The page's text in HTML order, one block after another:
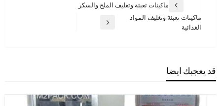
المقالات
المقالة
السابقة
‏ماكينات تعبئة وتغليف الملح والسكر
المقالة
‏‏ماكينات تعبئة وتغليف المواد
الغذائية
قد يعجبك ايضا